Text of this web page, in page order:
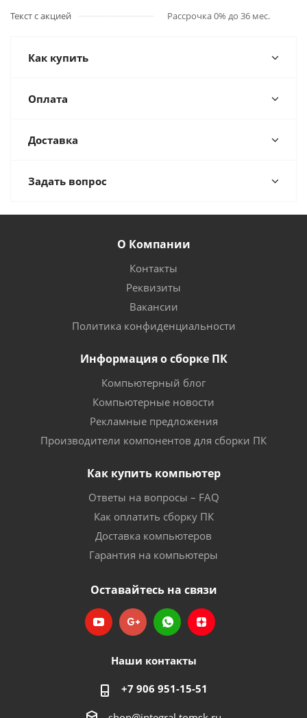
Текст с акцией Рассрочка 0% до 36 мес.
Как купить
Оплата
Доставка
Задать вопрос
О Компании
Контакты
Реквизиты
Вакансии
Политика конфиденциальности
Информация о сборке ПК
Компьютерный блог
Компьютерные новости
Рекламные предложения
Производители компонентов для сборки ПК
Как купить компьютер
Ответы на вопросы – FAQ
Как оплатить сборку ПК
Доставка компьютеров
Гарантия на компьютеры
Оставайтесь на связи
Наши контакты
+7 906 951-15-51